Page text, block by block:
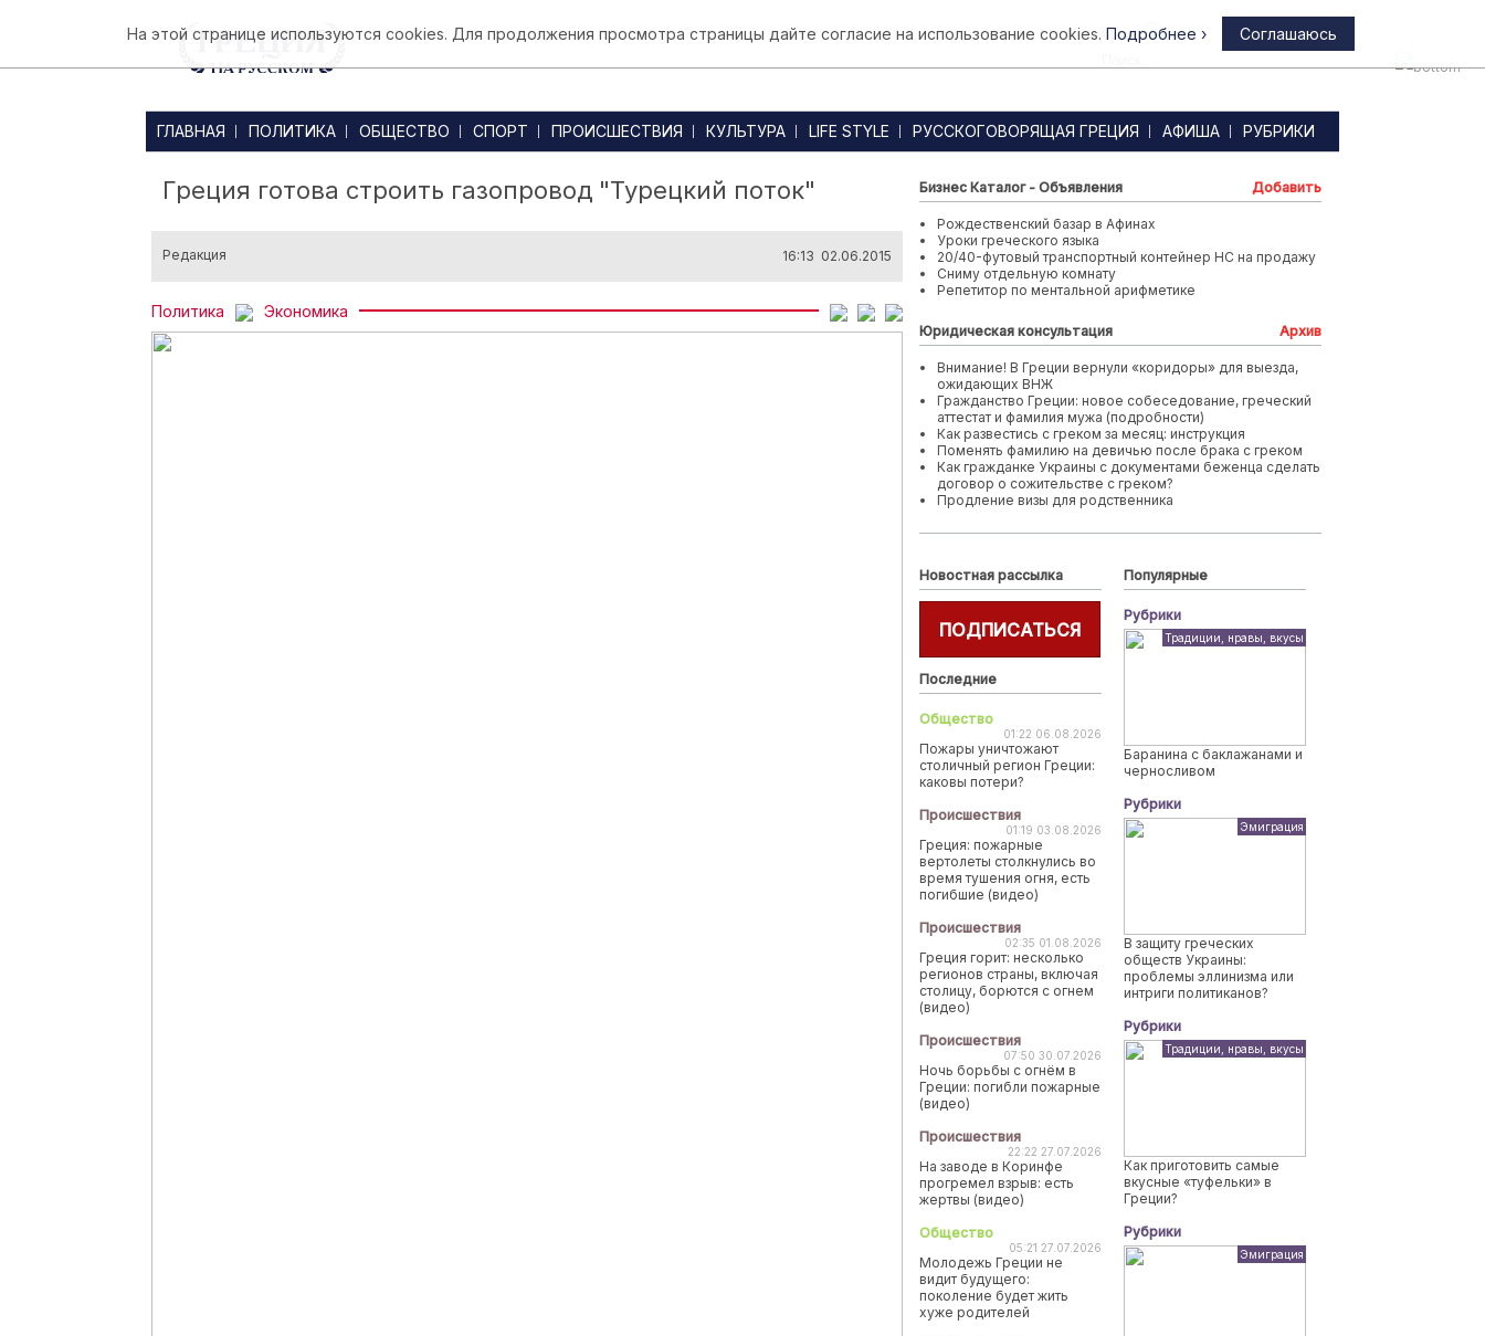
Афины
ГЛАВНАЯ ПОЛИТИКА ОБЩЕСТВО СПОРТ ПРОИСШЕСТВИЯ КУЛЬТУРА LIFE STYLE РУССКОГОВОРЯЩАЯ ГРЕЦИЯ АФИША РУБРИКИ
Греция готова строить газопровод "Турецкий поток"
Редакция 16:13 02.06.2015
Политика Экономика
Бизнес Каталог - Объявления Добавить
Рождественский базар в Афинах
Уроки греческого языка
20/40-футовый транспортный контейнер HC на продажу
Сниму отдельную комнату
Репетитор по ментальной арифметике
Юридическая консультация Архив
Внимание! В Греции вернули «коридоры» для выезда,
ожидающих ВНЖ
Гражданство Греции: новое собеседование, греческий
аттестат и фамилия мужа (подробности)
Как развестись с греком за месяц: инструкция
Поменять фамилию на девичью после брака с греком
Как гражданке Украины с документами беженца сделать
договор о сожительстве с греком?
Продление визы для родственника
Новостная рассылка
ПОДПИСАТЬСЯ
Последние
Общество
01:22 06.08.2026
Пожары уничтожают
столичный регион Греции:
каковы потери?
Происшествия
01:19 03.08.2026
Греция: пожарные
вертолеты столкнулись во
время тушения огня, есть
погибшие (видео)
Происшествия
02:35 01.08.2026
Греция горит: несколько
регионов страны, включая
столицу, борются с огнем
(видео)
Происшествия
07:50 30.07.2026
Ночь борьбы с огнём в
Греции: погибли пожарные
(видео)
Происшествия
22:22 27.07.2026
На заводе в Коринфе
прогремел взрыв: есть
жертвы (видео)
Общество
05:21 27.07.2026
Молодежь Греции не
видит будущего:
поколение будет жить
хуже родителей
Популярные
Рубрики
Традиции, нравы, вкусы
Баранина с баклажанами и
черносливом
Рубрики
Эмиграция
В защиту греческих
обществ Украины:
проблемы эллинизма или
интриги политиканов?
Рубрики
Традиции, нравы, вкусы
Как приготовить самые
вкусные «туфельки» в
Греции?
Рубрики
Эмиграция
На этой странице используются cookies. Для продолжения просмотра страницы дайте согласие на использование cookies. Подробнее › Соглашаюсь